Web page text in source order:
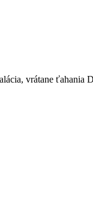
vrátane ťahania